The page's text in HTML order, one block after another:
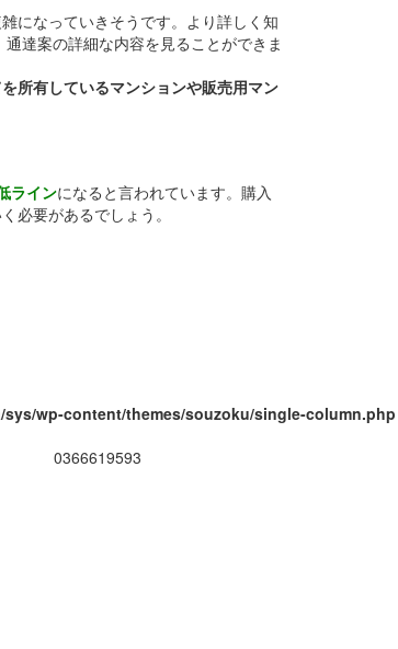
になっていきそうです。より詳しく知
達案の詳細な内容を見ることができま
所有しているマンションや販売用マン
ラインになると言われています。購入
必要があるでしょう。
wp-content/themes/souzoku/single-column.php